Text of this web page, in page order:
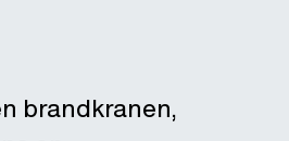
brandkranen,